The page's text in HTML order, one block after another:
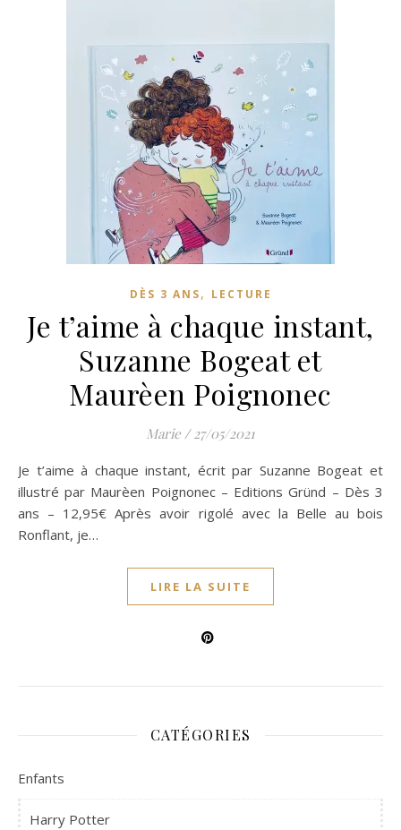
DÈS 3 ANS, LECTURE
Je t’aime à chaque instant,
Suzanne Bogeat et
Maurèen Poignonec
Marie / 27/05/2021
Je t’aime à chaque instant, écrit par Suzanne Bogeat et
illustré par Maurèen Poignonec – Editions Gründ – Dès 3
ans – 12,95€ Après avoir rigolé avec la Belle au bois
Ronflant, je…
LIRE LA SUITE
CATÉGORIES
Enfants
Harry Potter